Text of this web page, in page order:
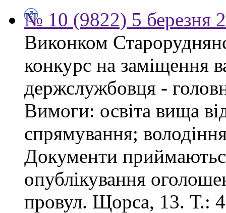
№ 10 (9822) 5 березня
Виконком
конкурс на заміщення
держслужбовця -
Вимоги: освіта вища
спрямування;
Документи
опублікування
провул. Щорса, 13. Т.: